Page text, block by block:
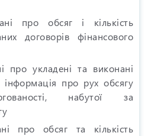
про обсяг і кількість
договорів фінансового
про укладені та виконані
інформація про рух обсягу
набутої за
про обсяг та кількість